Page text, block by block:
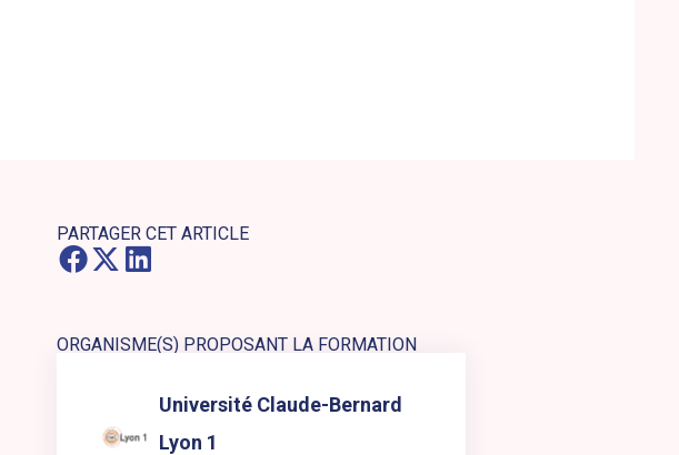
PARTAGER CET ARTICLE
ORGANISME(S) PROPOSANT LA FORMATION
Université Claude-Bernard
Lyon 1